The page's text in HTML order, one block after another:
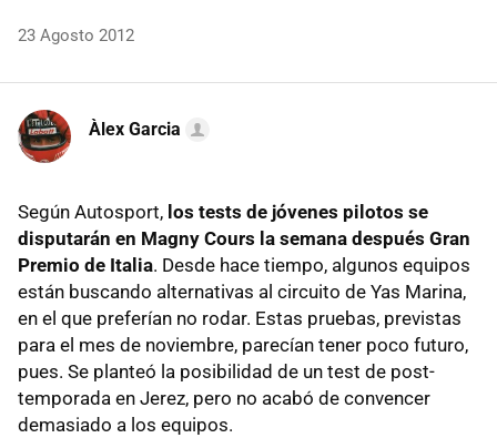
23 Agosto 2012
Àlex Garcia
Según Autosport, los tests de jóvenes pilotos se
disputarán en Magny Cours la semana después Gran
Premio de Italia. Desde hace tiempo, algunos equipos
están buscando alternativas al circuito de Yas Marina,
en el que preferían no rodar. Estas pruebas, previstas
para el mes de noviembre, parecían tener poco futuro,
pues. Se planteó la posibilidad de un test de post-
temporada en Jerez, pero no acabó de convencer
demasiado a los equipos.